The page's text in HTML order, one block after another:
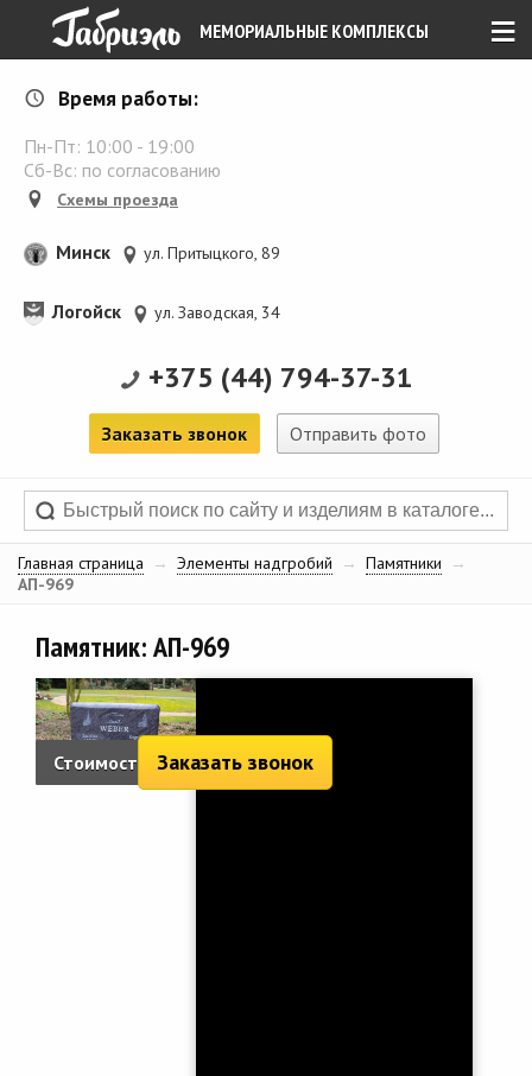
≡
МЕМОРИАЛЬНЫЕ КОМПЛЕКСЫ
Время работы:
Пн-Пт: 10:00 - 19:00
Сб-Вс: по согласованию
Схемы проезда
Минск ул. Притыцкого, 89
Логойск ул. Заводская, 34
+375 (44) 794-37-31
Заказать звонок Отправить фото
Главная страница → Элементы надгробий → Памятники
→
АП-969
Памятник: АП-969
Стоимость: 2 904 руб.
Заказать звонок